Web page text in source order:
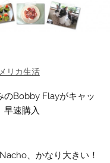
リカ生活
のBobby Flayがキャッ
早速購入
、かなり大きい！